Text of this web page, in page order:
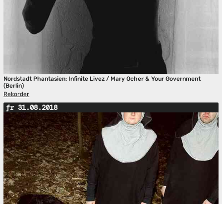
Nordstadt Phantasien: Infinite Livez / Mary Ocher & Your Government
(Berlin)
Rekorder
fr 31.08.2018